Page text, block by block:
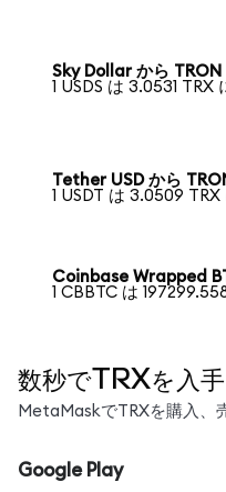
Sky Dollar から TRON
1 USDS は 3.0531 TRX
Tether USD から
1 USDT は 3.0509 TRX
Coinbase Wrapped
1 CBBTC は
数秒でTRXを入手
MetaMaskでTRXを購入、
Google Play